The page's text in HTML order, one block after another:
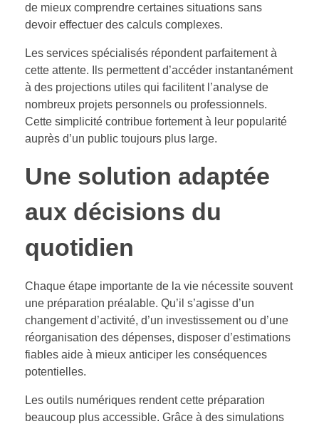
de mieux comprendre certaines situations sans
devoir effectuer des calculs complexes.
Les services spécialisés répondent parfaitement à
cette attente. Ils permettent d’accéder instantanément
à des projections utiles qui facilitent l’analyse de
nombreux projets personnels ou professionnels.
Cette simplicité contribue fortement à leur popularité
auprès d’un public toujours plus large.
Une solution adaptée
aux décisions du
quotidien
Chaque étape importante de la vie nécessite souvent
une préparation préalable. Qu’il s’agisse d’un
changement d’activité, d’un investissement ou d’une
réorganisation des dépenses, disposer d’estimations
fiables aide à mieux anticiper les conséquences
potentielles.
Les outils numériques rendent cette préparation
beaucoup plus accessible. Grâce à des simulations